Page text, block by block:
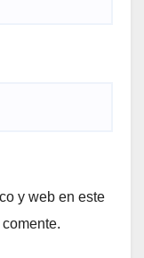
y web en este